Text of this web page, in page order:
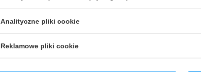
Analityczne pliki cookie
Reklamowe pliki cookie